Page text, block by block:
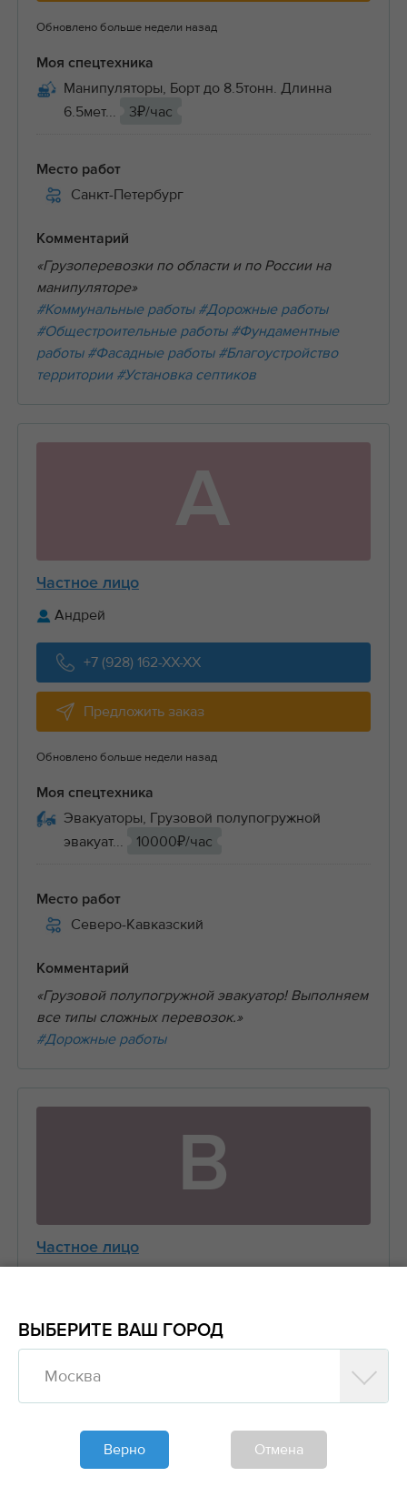
Обновлено больше недели назад
Моя спецтехника
Манипуляторы, Борт до 8.5тонн. Длинна
6.5мет...
3₽/час
Место работ
Санкт-Петербург
Комментарий
«Грузоперевозки по области и по России на
манипуляторе»
#Коммунальные работы #Дорожные работы
#Общестроительные работы #Фундаментные
работы #Фасадные работы #Благоустройство
территории #Установка септиков
А
Частное лицо
Андрей
+7 (928) 162-XX-XX
Предложить заказ
Обновлено больше недели назад
Моя спецтехника
Эвакуаторы, Грузовой полупогружной
эвакуат...
10000₽/час
Место работ
Северо-Кавказский
Комментарий
«Грузовой полупогружной эвакуатор! Выполняем
все типы сложных перевозок.»
#Дорожные работы
В
Частное лицо
+7 (916) 656-XX-XX
Предложить заказ
Моя спецтехника
ВЫБЕРИТЕ ВАШ ГОРОД
Москва
Верно Отмена